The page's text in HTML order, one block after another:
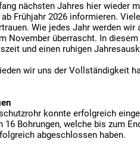
nächsten Jahres hier wieder
Frühjahr 2026 informieren.
Wie jedes Jahr werden wir
November überrascht. In
und einen ruhigen
wir uns der Vollständigkeit
konnte erfolgreich
16 Bohrungen, welche bis zum
abgeschlossen haben.